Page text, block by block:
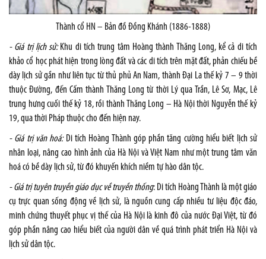
Thành cổ HN – Bản đồ Đồng Khánh (1886-1888)
- Giá trị lịch sử: Khu di tích trung tâm Hoàng thành Thăng Long, kể cả di tích
khảo cổ học phát hiện trong lòng đất và các di tích trên mặt đất, phản chiếu bề
dày lịch sử gần như liên tục từ thủ phủ An Nam, thành Đại La thế kỷ 7 – 9 thời
thuộc Đường, đến Cấm thành Thăng Long từ thời Lý qua Trần, Lê Sơ, Mạc, Lê
trung hưng cuối thế kỷ 18, rồi thành Thăng Long – Hà Nội thời Nguyễn thế kỷ
19, qua thời Pháp thuộc cho đến hiện nay.
- Giá trị văn hoá:Di tích Hoàng Thành góp phần tăng cường hiểu biết lịch sử
nhân loại, nâng cao hình ảnh của Hà Nội và Việt Nam như một trung tâm văn
hoá có bề dày lịch sử, từ đó khuyến khích niềm tự hào dân tộc.
- Giá trị tuyên truyền giáo dục về truyền thống: Di tích Hoàng Thành là một giáo
cụ trực quan sống động về lịch sử, là nguồn cung cấp nhiều tư liệu độc đáo,
minh chứng thuyết phục vị thế của Hà Nội là kinh đô của nước Đại Việt, từ đó
góp phần nâng cao hiểu biết của người dân về quá trình phát triển Hà Nội và
lịch sử dân tộc.